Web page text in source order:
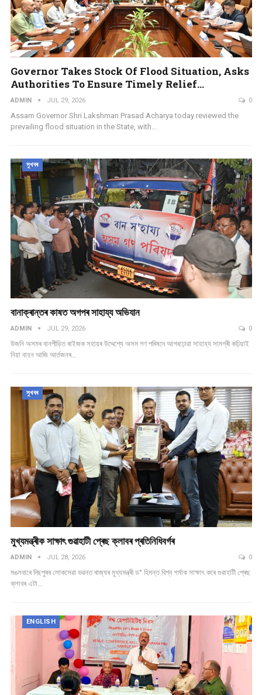
Governor Takes Stock Of Flood Situation, Asks
Authorities To Ensure Timely Relief…
ADMIN JUL 29, 2026 0
Assam Governor Shri Lakshman Prasad Acharya today reviewed the
prevailing flood situation in the State, with…
সুখবৰ
বানাক্ৰান্তৰ কাষত অগপৰ সাহায্য অভিযান
ADMIN JUL 29, 2026 0
উজনি অসমৰ বানপীড়িত ৰাইজক সহায়ৰ উদ্দেশ্যে অসম গণ পৰিষদে আগবঢ়োৱা সাহায্য সামগ্ৰী কঢ়িয়াই
নিয়া বাহন আজি আৰ্তজনৰ…
সুখবৰ
মুখ্যমন্ত্ৰীক সাক্ষাৎ গুৱাহাটী প্ৰেছ ক্লাবৰ প্ৰতিনিধিবৰ্গৰ
ADMIN JUL 28, 2026 0
মঙলবাৰে দিছপুৰৰ লোকসেৱা ভৱনত ৰাজ্যৰ মুখ্যমন্ত্ৰী ড° হিমন্ত বিশ্ব শৰ্মাক সাক্ষাৎ কৰে গুৱাহাটী প্ৰেছ
ক্লাবৰ এটা…
ENGLISH